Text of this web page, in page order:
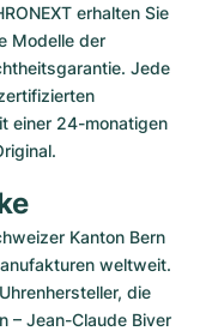
erhalten Sie
Modelle der
Jede
einer 24-monatigen
Kanton Bern
weltweit.
die
– Jean-Claude Biver